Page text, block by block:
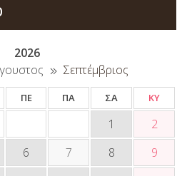
2026
Σεπτέμβριος
ΠΕ ΠΑ ΣΑ ΚΥ
1
2
6 7 8
9